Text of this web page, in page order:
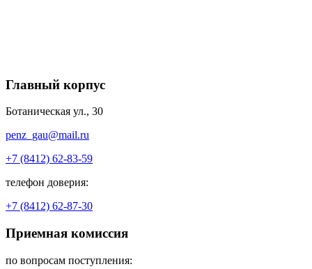
Главный корпус
Ботаническая ул., 30
penz_gau@mail.ru
+7 (8412) 62-83-59
телефон доверия:
+7 (8412) 62-87-30
Приемная комиссия
по вопросам поступления: